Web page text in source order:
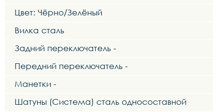
Цвет: Чёрно/Зелёный
Вилка сталь
Задний переключатель -
Передний переключатель -
Манетки -
Шатуны (Система) сталь односоставной